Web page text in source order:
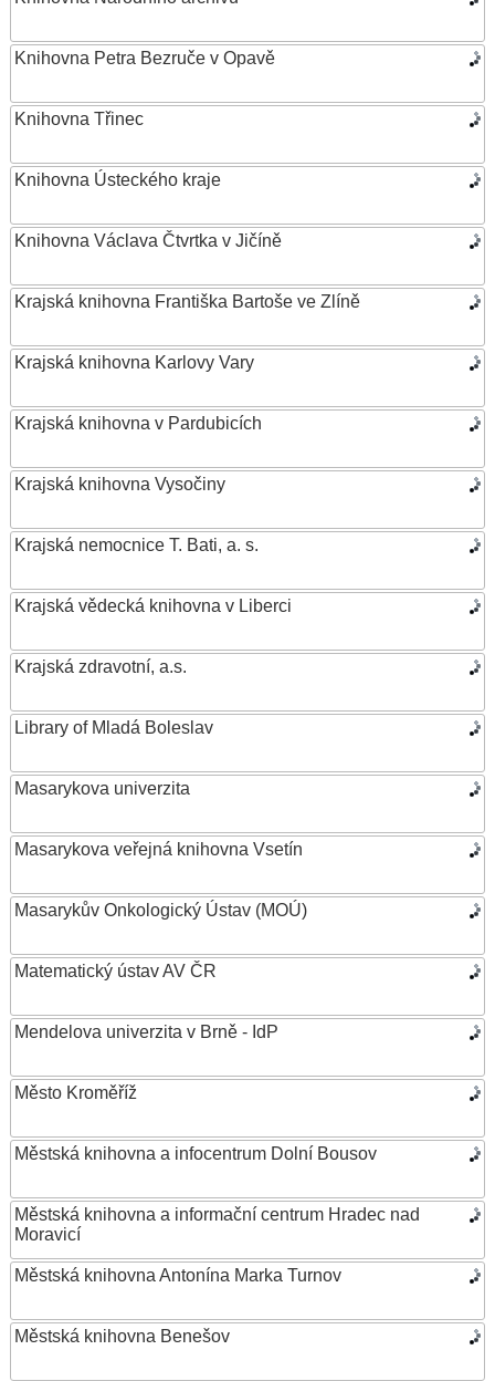
Knihovna Petra Bezruče v Opavě
Knihovna Třinec
Knihovna Ústeckého kraje
Knihovna Václava Čtvrtka v Jičíně
Krajská knihovna Františka Bartoše ve Zlíně
Krajská knihovna Karlovy Vary
Krajská knihovna v Pardubicích
Krajská knihovna Vysočiny
Krajská nemocnice T. Bati, a. s.
Krajská vědecká knihovna v Liberci
Krajská zdravotní, a.s.
Library of Mladá Boleslav
Masarykova univerzita
Masarykova veřejná knihovna Vsetín
Masarykův Onkologický Ústav (MOÚ)
Matematický ústav AV ČR
Mendelova univerzita v Brně - IdP
Město Kroměříž
Městská knihovna a infocentrum Dolní Bousov
Městská knihovna a informační centrum Hradec nad
Moravicí
Městská knihovna Antonína Marka Turnov
Městská knihovna Benešov